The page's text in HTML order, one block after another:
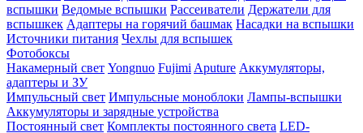
вспышки Ведомые вспышки Рассеиватели Держатели для
вспышкек Адаптеры на горячий башмак Насадки на вспышки
Источники питания Чехлы для вспышек
Фотобоксы
Накамерный свет Yongnuo Fujimi Aputure Аккумуляторы,
адаптеры и ЗУ
Импульсный свет Импульсные моноблоки Лампы-вспышки
Аккумуляторы и зарядные устройства
Постоянный свет Комплекты постоянного света LED-